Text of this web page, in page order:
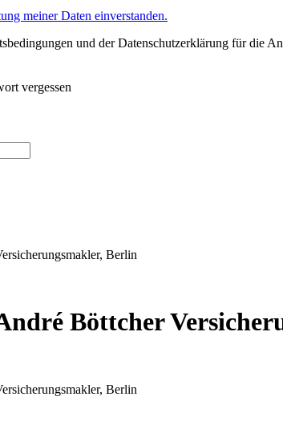
meiner Daten einverstanden.
und der Datenschutzerklärung für die
vergessen
Berlin
Böttcher
Berlin